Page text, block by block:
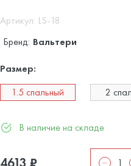
Артикул: LS-18
Бренд: Вальтери
Размер:
1.5 спальный
2
В наличие на складе
4613₽